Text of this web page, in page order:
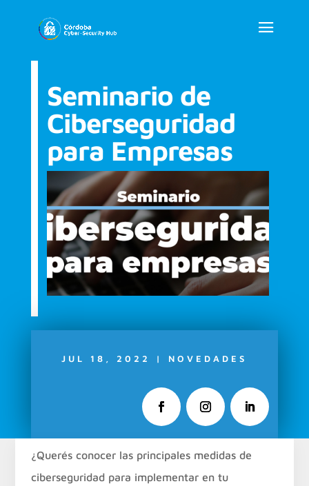
Seminario de
Ciberseguridad
para Empresas
JUL 18, 2022 | NOVEDADES
¿Querés conocer las principales medidas de
ciberseguridad para implementar en tu